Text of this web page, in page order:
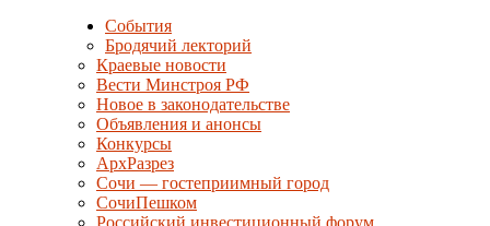
События
Бродячий лекторий
Краевые новости
Вести Минстроя РФ
Новое в законодательстве
Объявления и анонсы
Конкурсы
АрхРазрез
Сочи — гостеприимный город
СочиПешком